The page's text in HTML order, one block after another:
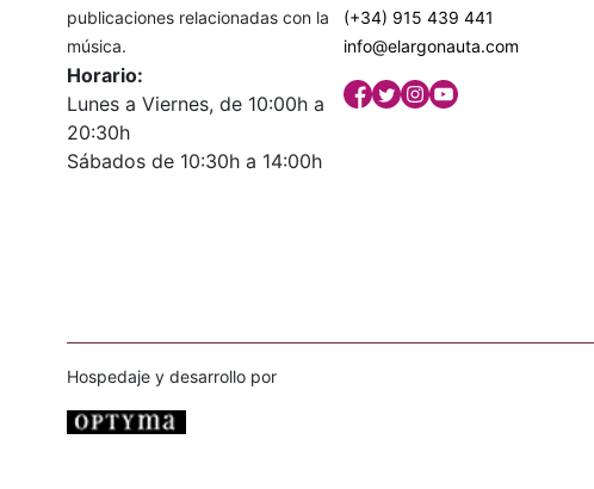
publicaciones relacionadas con la
música.
Horario:
Lunes a Viernes, de 10:00h a
20:30h
Sábados de 10:30h a 14:00h
(+34) 915 439 441
info@elargonauta.com
Hospedaje y desarrollo por